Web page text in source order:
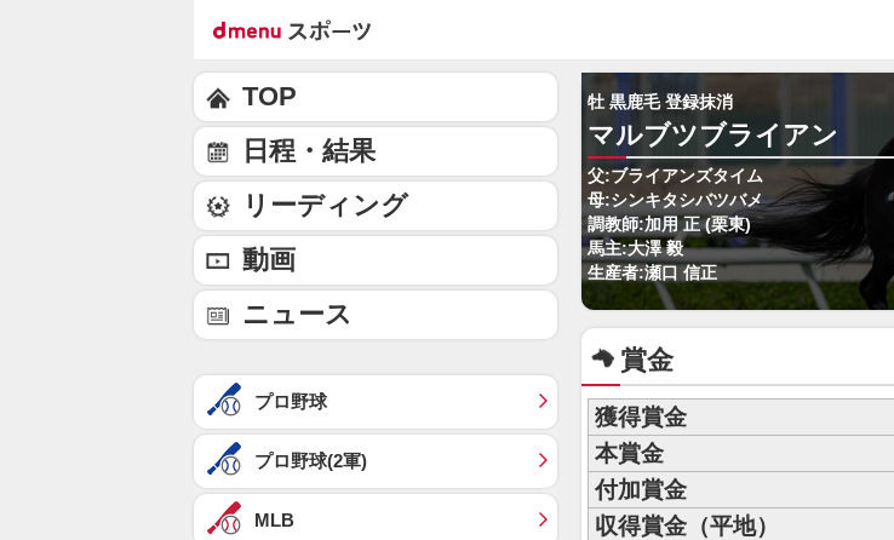
牡 黒鹿毛 登録抹消
マルブツブライアン
父:ブライアンズタイム
母:シンキタシバツバメ
調教師:加用 正 (栗東)
馬主:大澤 毅
生産者:瀬口 信正
賞金
獲得賞金
本賞金
付加賞金
収得賞金（平地）
TOP
日程・結果
リーディング
動画
ニュース
プロ野球
プロ野球(2軍)
MLB